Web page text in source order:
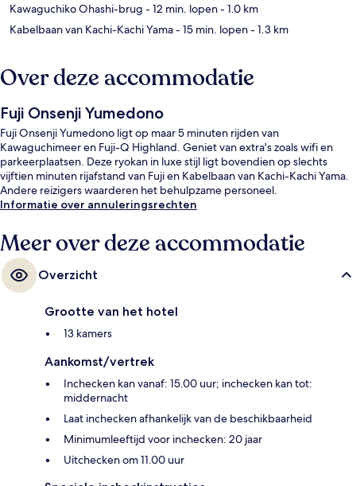
Kawaguchiko Ohashi-brug - 12 min. lopen- 1.0 km
Kabelbaan van Kachi-Kachi Yama- 15 min. lopen- 1.3 km
Over deze accommodatie
Fuji Onsenji Yumedono
Fuji Onsenji Yumedono ligt op maar 5 minuten rijden van
Kawaguchimeer en Fuji-Q Highland. Geniet van extra's zoals wifi en
parkeerplaatsen. Deze ryokan in luxe stijl ligt bovendien op slechts
vijftien minuten rijafstand van Fuji en Kabelbaan van Kachi-Kachi Yama.
Andere reizigers waarderen het behulpzame personeel.
Informatie over annuleringsrechten
Meer over deze accommodatie
Overzicht
Grootte van het hotel
13 kamers
Aankomst/vertrek
Inchecken kan vanaf: 15.00 uur; inchecken kan tot:
middernacht
Laat inchecken afhankelijk van de beschikbaarheid
Minimumleeftijd voor inchecken: 20 jaar
Uitchecken om 11.00 uur